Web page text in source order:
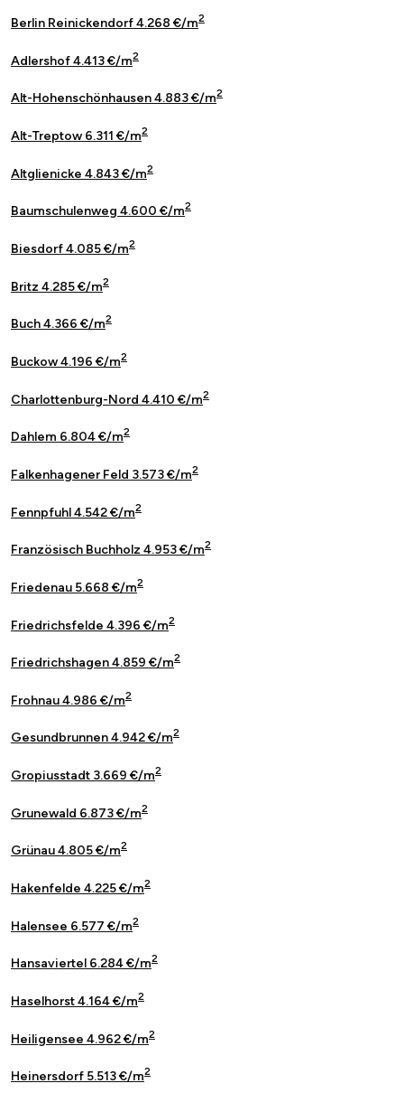
Berlin Reinickendorf 4.268 €/m2
Adlershof 4.413 €/m2
Alt-Hohenschönhausen 4.883 €/m2
Alt-Treptow 6.311 €/m2
Altglienicke 4.843 €/m2
Baumschulenweg 4.600 €/m2
Biesdorf 4.085 €/m2
Britz 4.285 €/m2
Buch 4.366 €/m2
Buckow 4.196 €/m2
Charlottenburg-Nord 4.410 €/m2
Dahlem 6.804 €/m2
Falkenhagener Feld 3.573 €/m2
Fennpfuhl 4.542 €/m2
Französisch Buchholz 4.953 €/m2
Friedenau 5.668 €/m2
Friedrichsfelde 4.396 €/m2
Friedrichshagen 4.859 €/m2
Frohnau 4.986 €/m2
Gesundbrunnen 4.942 €/m2
Gropiusstadt 3.669 €/m2
Grunewald 6.873 €/m2
Grünau 4.805 €/m2
Hakenfelde 4.225 €/m2
Halensee 6.577 €/m2
Hansaviertel 6.284 €/m2
Haselhorst 4.164 €/m2
Heiligensee 4.962 €/m2
Heinersdorf 5.513 €/m2